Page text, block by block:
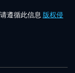
遵循此信息版权侵